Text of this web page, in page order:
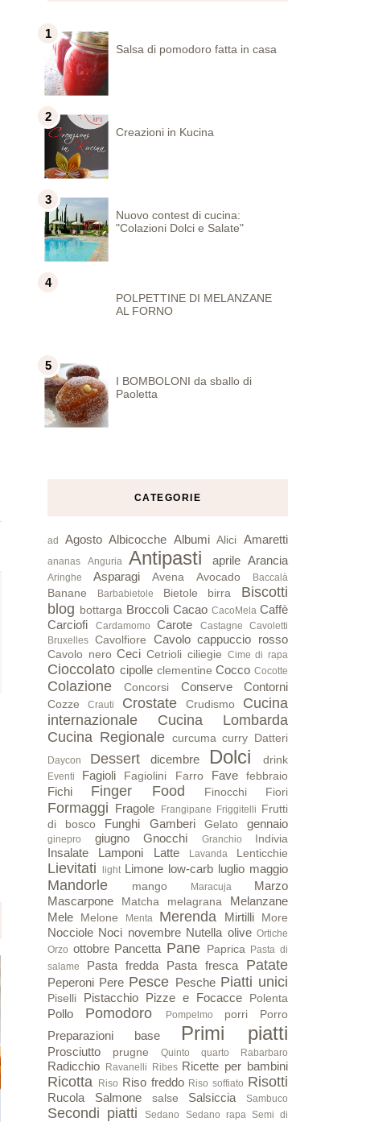
Salsa di pomodoro fatta in casa
Creazioni in Kucina
Nuovo contest di cucina:
"Colazioni Dolci e Salate"
POLPETTINE DI MELANZANE
AL FORNO
I BOMBOLONI da sballo di
Paoletta
CATEGORIE
ad Agosto Albicocche Albumi Alici Amaretti
ananas Anguria Antipasti aprile Arancia
Aringhe Asparagi Avena Avocado Baccalà
Banane Barbabietole Bietole birra
Biscotti
blog bottarga Broccoli Cacao CacoMela Caffè
Carciofi
Cardamomo Carote Castagne
Cavoletti
Bruxelles Cavolfiore Cavolo cappuccio rosso
Cavolo nero Ceci Cetrioli ciliegie Cime di rapa
Cioccolato cipolle clementine Cocco Cocotte
Colazione Concorsi Conserve Contorni
Cozze Crauti Crostate Crudismo
Cucina
internazionale
Cucina Lombarda
Cucina Regionale
curcuma curry Datteri
Daycon Dessert dicembre Dolci drink
Eventi Fagioli Fagiolini Farro Fave febbraio
Fichi Finger Food Finocchi Fiori
Formaggi Fragole Frangipane Friggitelli Frutti
di bosco
Funghi Gamberi Gelato gennaio
ginepro giugno Gnocchi Granchio Indivia
Insalate Lamponi Latte Lavanda Lenticchie
Lievitati light Limone low-carb luglio maggio
Mandorle mango Maracuja
Marzo
Mascarpone
Matcha melagrana
Melanzane
Mele
Melone Menta Merenda Mirtilli More
Nocciole Noci novembre Nutella olive Ortiche
Orzo ottobre Pancetta Pane Paprica Pasta di
salame
Pasta fredda Pasta fresca Patate
Peperoni Pere Pesce Pesche Piatti unici
Piselli Pistacchio Pizze e Focacce Polenta
Pollo Pomodoro Pompelmo porri Porro
Preparazioni base Primi piatti
Prosciutto prugne Quinto quarto Rabarbaro
Radicchio Ravanelli Ribes Ricette per bambini
Ricotta Riso Riso freddo Riso soffiato Risotti
Rucola Salmone salse Salsiccia Sambuco
Secondi piatti Sedano Sedano rapa Semi di